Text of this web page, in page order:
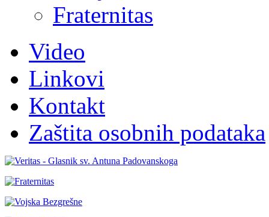
Fraternitas
Video
Linkovi
Kontakt
Zaštita osobnih podataka